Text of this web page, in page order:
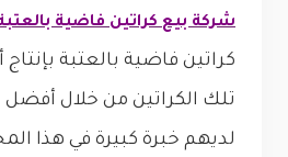
شركة بيع كراتين فاضية
كراتين فاضية بالعتبة
تلك الكراتين من خلال أفضل
لديهم خبرة كبيرة في هذا